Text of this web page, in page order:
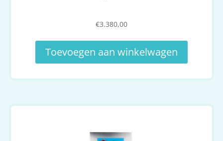
€3.380,00
Toevoegen aan winkelwagen